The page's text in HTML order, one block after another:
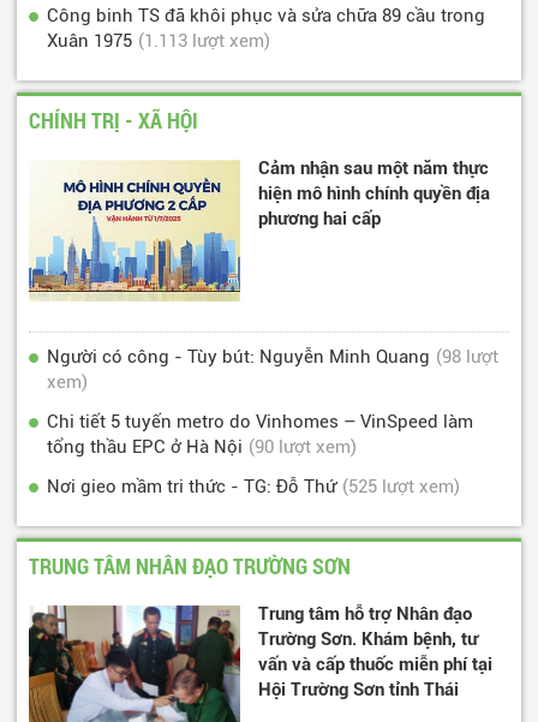
Công binh TS đã khôi phục và sửa chữa 89 cầu trong
Xuân 1975 (1.113 lượt xem)
CHÍNH TRỊ - XÃ HỘI
Cảm nhận sau một năm thực
hiện mô hình chính quyền địa
phương hai cấp
Người có công - Tùy bút: Nguyễn Minh Quang (98 lượt
xem)
Chi tiết 5 tuyến metro do Vinhomes – VinSpeed làm
tổng thầu EPC ở Hà Nội (90 lượt xem)
Nơi gieo mầm tri thức - TG: Đỗ Thứ (525 lượt xem)
TRUNG TÂM NHÂN ĐẠO TRƯỜNG SƠN
Trung tâm hỗ trợ Nhân đạo
Trường Sơn. Khám bệnh, tư
vấn và cấp thuốc miễn phí tại
Hội Trường Sơn tỉnh Thái